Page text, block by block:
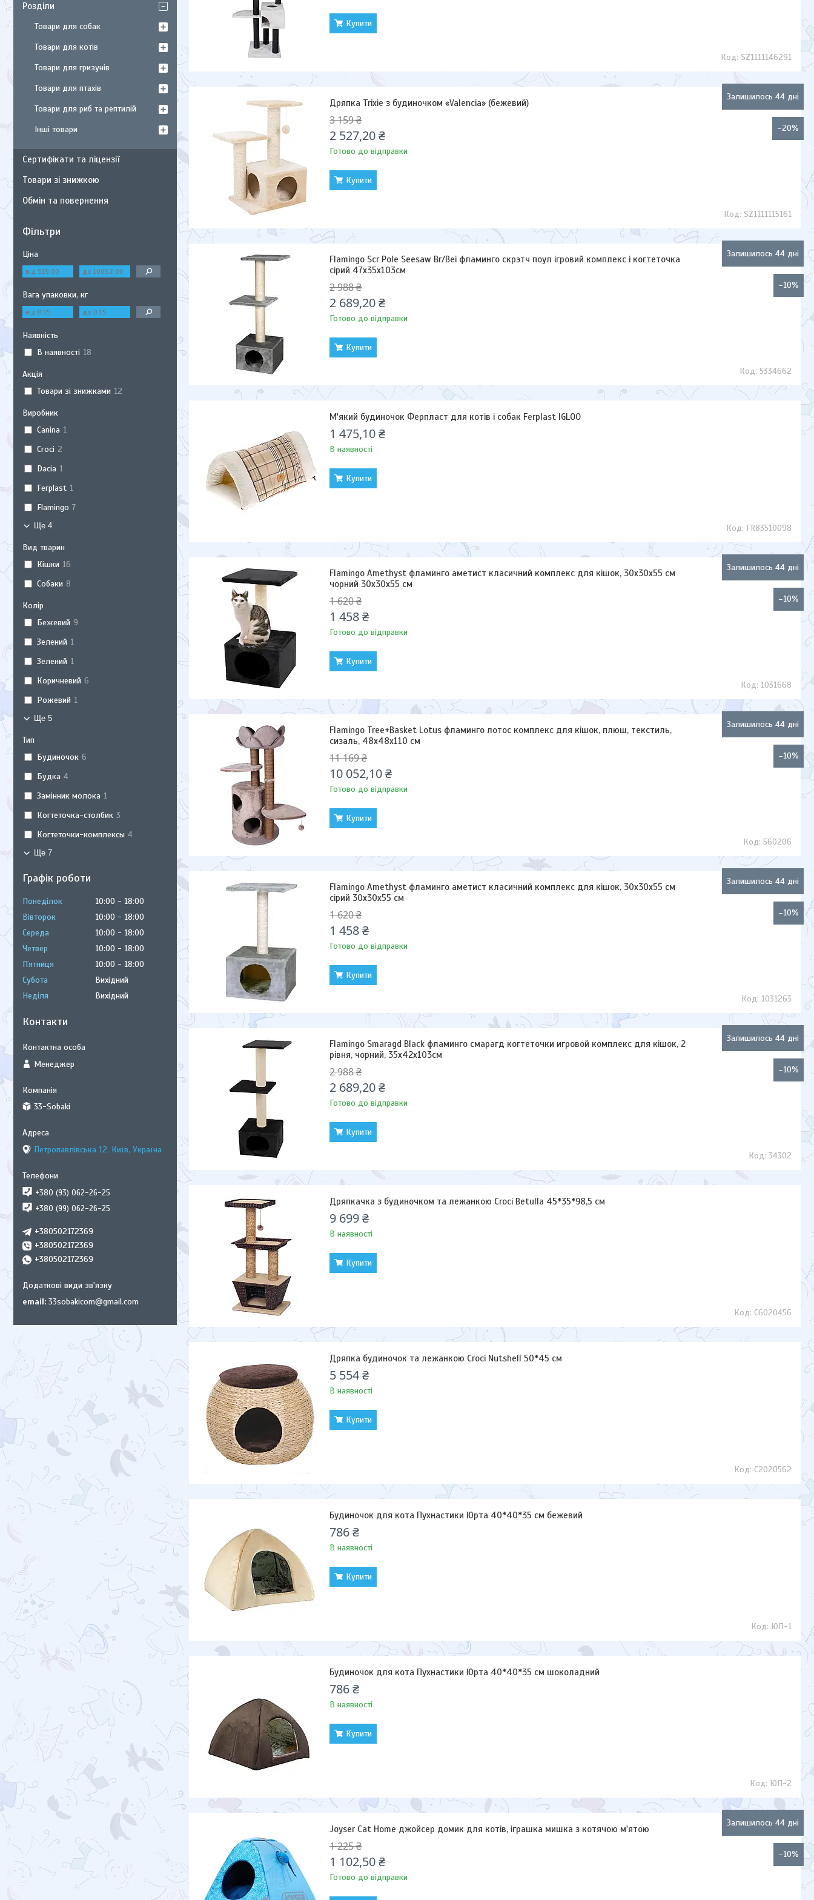
Купити
SZ1111146291
–20%
Залишилось 44 дні
Дряпка Trixie з будиночком «Valencia» (бежевий)
3 159 ₴
2 527,20 ₴
Готово до відправки
Купити
SZ1111115161
–10%
Залишилось 44 дні
Flamingo Scr Pole Seesaw Br/Bei фламинго скрэтч поул ігровий комплекс і когтеточка
сірий 47х35х103см
2 988 ₴
2 689,20 ₴
Готово до відправки
Купити
5334662
М'який будиночок Ферпласт для котів і собак Ferplast IGLOO
1 475,10 ₴
В наявності
Купити
FR83510098
–10%
Залишилось 44 дні
Flamingo Amethyst фламинго аметист класичний комплекс для кішок, 30х30х55 см
чорний 30х30х55 см
1 620 ₴
1 458 ₴
Готово до відправки
Купити
1031668
–10%
Залишилось 44 дні
Flamingo Tree+Basket Lotus фламинго лотос комплекс для кішок, плюш, текстиль,
сизаль, 48х48х110 см
11 169 ₴
10 052,10 ₴
Готово до відправки
Купити
560206
–10%
Залишилось 44 дні
Flamingo Amethyst фламинго аметист класичний комплекс для кішок, 30х30х55 см
сірий 30х30х55 см
1 620 ₴
1 458 ₴
Готово до відправки
Купити
1031263
–10%
Залишилось 44 дні
Flamingo Smaragd Black фламинго смарагд когтеточки игровой комплекс для кішок, 2
рівня, чорний, 35х42х103см
2 988 ₴
2 689,20 ₴
Готово до відправки
Купити
34302
Дряпкачка з будиночком та лежанкою Croci Betulla 45*35*98,5 см
9 699 ₴
В наявності
Купити
C6020456
Дряпка будиночок та лежанкою Croci Nutshell 50*45 см
5 554 ₴
В наявності
Купити
C2020562
Будиночок для кота Пухнастики Юрта 40*40*35 см бежевий
786 ₴
В наявності
Купити
ЮП-1
Будиночок для кота Пухнастики Юрта 40*40*35 см шоколадний
786 ₴
В наявності
Купити
ЮП-2
–10%
Залишилось 44 дні
Joyser Cat Home джойсер домик для котів, іграшка мишка з котячою м'ятою
1 225 ₴
1 102,50 ₴
Готово до відправки
Розділи
Товари для собак
Товари для котів
Товари для гризунів
Товари для птахів
Товари для риб та рептилій
Інші товари
Сертифікати та ліцензії
Товари зі знижкою
Обмін та повернення
Фільтри
Ціна
Вага упаковки, кг
Наявність
В наявності 18
Акція
Товари зі знижками 12
Виробник
Canina 1
Croci 2
Dacia 1
Ferplast 1
Flamingo 7
Ще 4
Вид тварин
Кішки 16
Собаки 8
Колір
Бежевий 9
Зелений 1
Зелений 1
Коричневий 6
Рожевий 1
Ще 5
Тип
Будиночок 6
Будка 4
Замінник молока 1
Когтеточка-столбик 3
Когтеточки-комплексы 4
Ще 7
Графік роботи
Понеділок 10:00
18:00
Вівторок
10:00
18:00
Середа
10:00
18:00
Четвер
10:00
18:00
Пʼятниця
10:00
18:00
Субота
Вихідний
Неділя
Вихідний
Контакти
Менеджер
33-Sobaki
Петропавлівська 12, Київ, Україна
+380 (93) 062-26-25
+380 (99) 062-26-25
+380502172369
+380502172369
+380502172369
email 33sobakicom@gmail.com